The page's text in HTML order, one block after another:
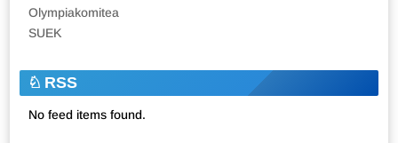
Olympiakomitea
SUEK
RSS
No feed items found.